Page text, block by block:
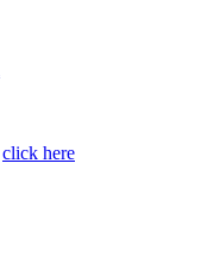
click here